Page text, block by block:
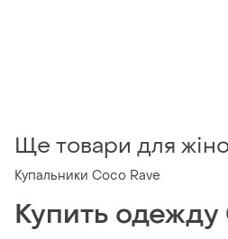
Ще товари для
Купальники Coco Rave
Купить одежду